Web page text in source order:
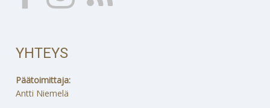
YHTEYS
Päätoimittaja:
Antti Niemelä